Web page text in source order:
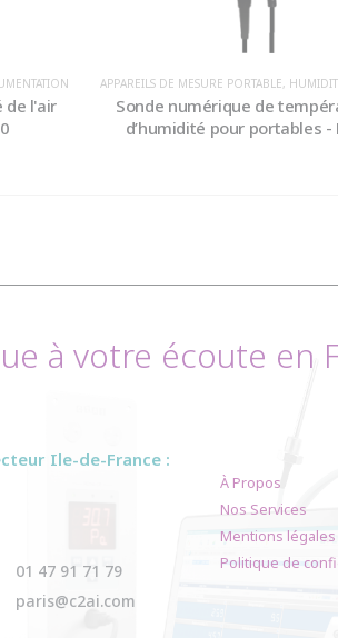
de l'air
APPAREILS DE MESURE PORTABLE,
Sonde numérique de
d’humidité pour portables -
à votre écoute en
Ile-de-France :
01 47 91 71 79
paris@c2ai.com
À Propos
Nos Services
Mentions légales
Politique de